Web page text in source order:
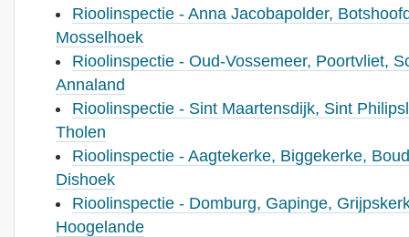
Rioolinspectie - Anna Jacobapolder,
Mosselhoek
Rioolinspectie - Oud-Vossemeer, Poortvliet,
Annaland
Rioolinspectie - Sint Maartensdijk, Sint
Tholen
Rioolinspectie - Aagtekerke, Biggekerke,
Dishoek
Rioolinspectie - Domburg, Gapinge,
Hoogelande